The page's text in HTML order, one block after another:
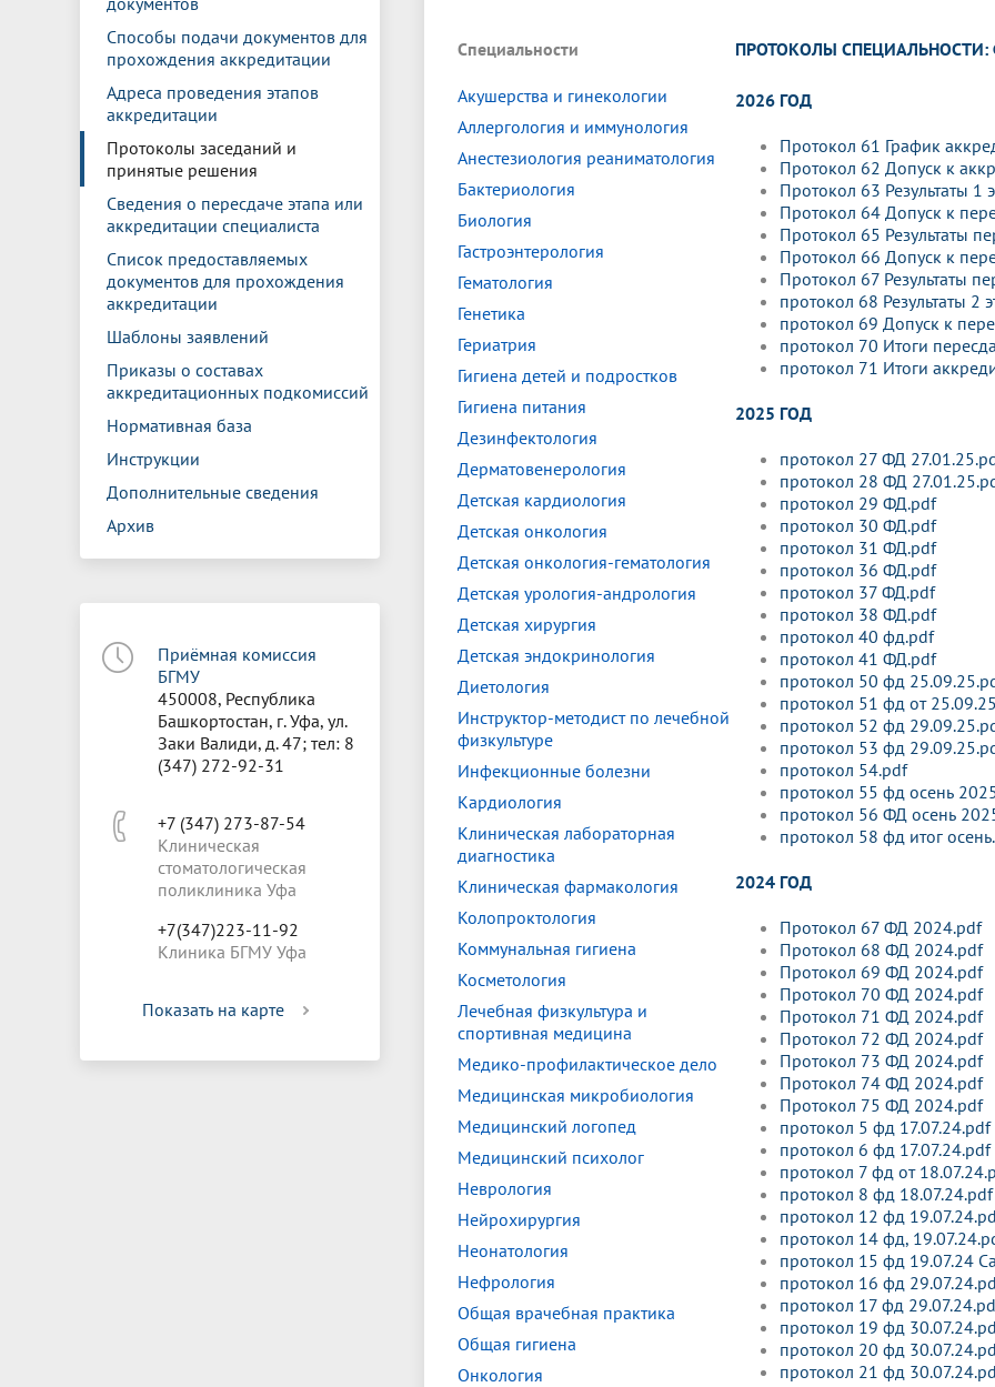
Электронный ящик доверия
БГМУ
Абитуриенту
Обращение граждан Фотогалерея
Оплата банковской картой Реорганизация вуза
Эндаумент
Вопрос-ответ
Управление международной
деятельности
Федеральный аккредитационный
Научно-образовательный
«Нижневолжский»
Информация для инвалидов и лиц с
ограниченными возможностями
здоровья
Информация для студентов Я-профессионал
Онлайн обучение
Социальная работа в системе
здравоохранения
Независимая оценка качества
Инновационные
проекты
Итоги научно-исследовательской
работы
испытания, ЛЭК
Конференции и форумы
Лаборатории мегагранта Полезные интернет-ссылки
Проблемные научные комиссии
БГМУ в рейтингах университетов
Управление инновационной
деятельности
Институт урологии и клинической
онкологии
Репозиторий БГМУ Евразийский НОЦ
Санаторий-профилакторий БГМУ
Совет обучающихся
Ассоциация выпускников Работа музеев на кафедрах
Золотой фонд БГМУ
Медиа центр БГМУ - ВУЗ здорового образа
Университету 90 лет Университету 85 лет
Штаб студенческих отрядов БГМУ
Первичное отделение «Движение
Первых» БГМУ
Альманах "Исторический
Способы подачи документов для
прохождения аккредитации
Адреса проведения этапов
аккредитации
Протоколы заседаний и
принятые решения
Сведения о пересдаче этапа или
аккредитации специалиста
Список предоставляемых
документов для прохождения
аккредитации
Шаблоны заявлений
Приказы о составах
аккредитационных подкомиссий
Нормативная база
Инструкции
Дополнительные сведения
Архив
Приёмная комиссия
БГМУ
450008, Республика
Башкортостан, г. Уфа, ул.
Заки Валиди, д. 47; тел: 8
(347) 272-92-31
+7 (347) 273-87-54
Клиническая
стоматологическая
поликлиника Уфа
+7(347)223-11-92
Клиника БГМУ Уфа
Показать на карте
Специальности
Акушерства и гинекологии
Аллергология и иммунология
Анестезиология реаниматология
Бактериология
Биология
Гастроэнтерология
Гематология
Генетика
Гериатрия
Гигиена детей и подростков
Гигиена питания
Дезинфектология
Дерматовенерология
Детская кардиология
Детская онкология
Детская онкология-гематология
Детская урология-андрология
Детская хирургия
Детская эндокринология
Диетология
Инструктор-методист по лечебной
физкультуре
Инфекционные болезни
Кардиология
Клиническая лабораторная
диагностика
Клиническая фармакология
Колопроктология
Коммунальная гигиена
Косметология
Лечебная физкультура и
спортивная медицина
Медико-профилактическое дело
Медицинская микробиология
Медицинский логопед
Медицинский психолог
Неврология
Нейрохирургия
Неонатология
Нефрология
Общая врачебная практика
Общая гигиена
Онкология
ПРОТОКОЛЫ
2026 ГОД
Протокол 61 График
Протокол 62 Допуск к
Протокол 63 Результаты 1
Протокол 64 Допуск к
Протокол 65 Результаты
Протокол 66 Допуск к
Протокол 67 Результаты
протокол 68 Результаты 2
протокол 69 Допуск к
протокол 70 Итоги
протокол 71 Итоги
2025 ГОД
протокол 27 ФД
протокол 28 ФД
протокол 29 ФД.pdf
протокол 30 ФД.pdf
протокол 31 ФД.pdf
протокол 36 ФД.pdf
протокол 37 ФД.pdf
протокол 38 ФД.pdf
протокол 40 фд.pdf
протокол 41 ФД.pdf
протокол 50 фд
протокол 51 фд от
протокол 52 фд
протокол 53 фд
протокол 54.pdf
протокол 55 фд осень
протокол 56 ФД осень
протокол 58 фд итог
2024 ГОД
Протокол 67 ФД 2024.pdf
Протокол 68 ФД 2024.pdf
Протокол 69 ФД 2024.pdf
Протокол 70 ФД 2024.pdf
Протокол 71 ФД 2024.pdf
Протокол 72 ФД 2024.pdf
Протокол 73 ФД 2024.pdf
Протокол 74 ФД 2024.pdf
Протокол 75 ФД 2024.pdf
протокол 5 фд 17.07.24.pdf
протокол 6 фд 17.07.24.pdf
протокол 7 фд от
протокол 8 фд 18.07.24.pdf
протокол 12 фд
протокол 14 фд,
протокол 15 фд 19.07.24
протокол 16 фд
протокол 17 фд
протокол 19 фд
протокол 20 фд
протокол 21 фд